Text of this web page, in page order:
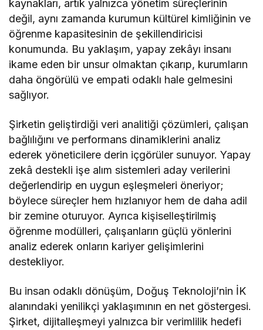
kaynakları, artık yalnızca yönetim süreçlerinin
değil, aynı zamanda kurumun kültürel kimliğinin ve
öğrenme kapasitesinin de şekillendiricisi
konumunda. Bu yaklaşım, yapay zekâyı insanı
ikame eden bir unsur olmaktan çıkarıp, kurumların
daha öngörülü ve empati odaklı hale gelmesini
sağlıyor.
Şirketin geliştirdiği veri analitiği çözümleri, çalışan
bağlılığını ve performans dinamiklerini analiz
ederek yöneticilere derin içgörüler sunuyor. Yapay
zekâ destekli işe alım sistemleri aday verilerini
değerlendirip en uygun eşleşmeleri öneriyor;
böylece süreçler hem hızlanıyor hem de daha adil
bir zemine oturuyor. Ayrıca kişiselleştirilmiş
öğrenme modülleri, çalışanların güçlü yönlerini
analiz ederek onların kariyer gelişimlerini
destekliyor.
Bu insan odaklı dönüşüm, Doğuş Teknoloji’nin İK
alanındaki yenilikçi yaklaşımının en net göstergesi.
Şirket, dijitalleşmeyi yalnızca bir verimlilik hedefi